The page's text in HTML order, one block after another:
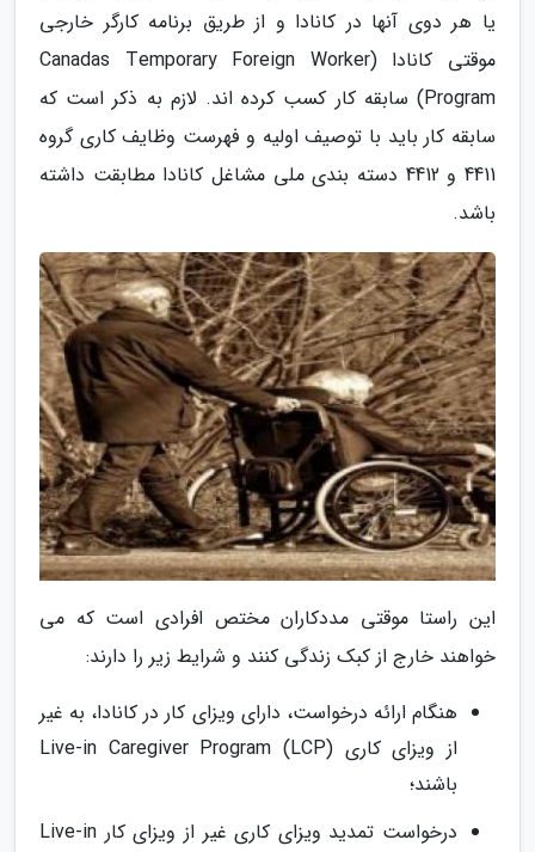
یا هر دوی آنها در کانادا و از طریق برنامه کارگر خارجی
موقتی کانادا (Canadas Temporary Foreign Worker
Program) سابقه کار کسب کرده اند. لازم به ذکر است که
سابقه کار باید با توصیف اولیه و فهرست وظایف کاری گروه
4411 و 4412 دسته بندی ملی مشاغل کانادا مطابقت داشته
باشد.
این راستا موقتی مددکاران مختص افرادی است که می
خواهند خارج از کبک زندگی کنند و شرایط زیر را دارند:
هنگام ارائه درخواست، دارای ویزای کار در کانادا، به غیر
از ویزای کاری Live-in Caregiver Program (LCP)
باشند؛
درخواست تمدید ویزای کاری غیر از ویزای کار Live-in